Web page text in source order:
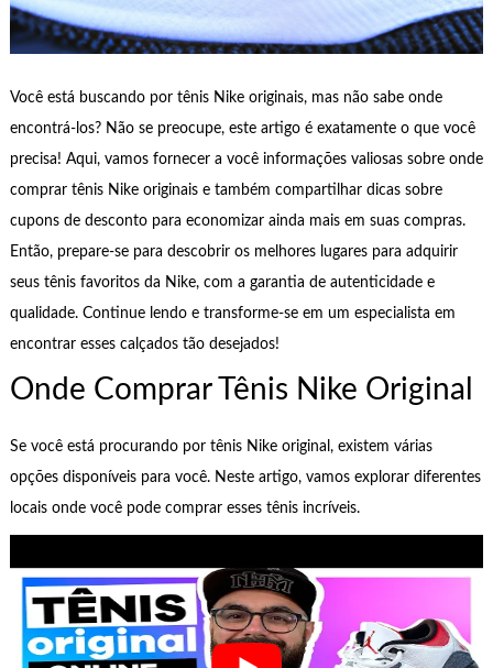
Você está buscando por tênis Nike originais, mas não sabe onde
encontrá-los? Não se preocupe, este artigo é exatamente o que você
precisa! Aqui, vamos fornecer a você informações valiosas sobre onde
comprar tênis Nike originais e também compartilhar dicas sobre
cupons de desconto para economizar ainda mais em suas compras.
Então, prepare-se para descobrir os melhores lugares para adquirir
seus tênis favoritos da Nike, com a garantia de autenticidade e
qualidade. Continue lendo e transforme-se em um especialista em
encontrar esses calçados tão desejados!
Onde Comprar Tênis Nike Original
Se você está procurando por tênis Nike original, existem várias
opções disponíveis para você. Neste artigo, vamos explorar diferentes
locais onde você pode comprar esses tênis incríveis.